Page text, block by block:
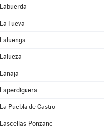
Labuerda
La Fueva
Laluenga
Lalueza
Lanaja
Laperdiguera
La Puebla de Castro
Lascellas-Ponzano